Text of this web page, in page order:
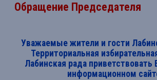
Обращение Председателя
Уважаемые жители и гости
Территориальная
Лабинская рада приветствовать
информационном